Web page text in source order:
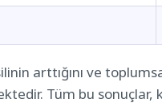
arttığını ve
Tüm bu sonuçlar,